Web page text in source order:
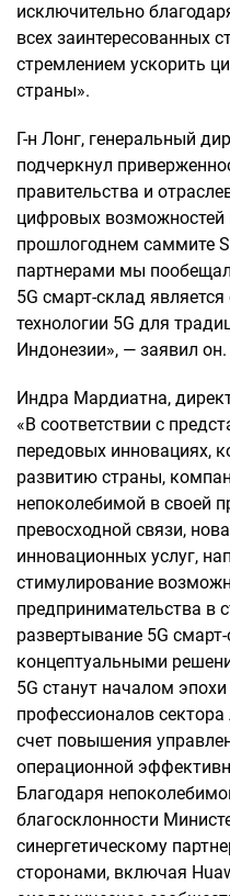
исключительно
всех заинтересованных
стремлением ускорить
страны».
Г-н Лонг, генеральный
подчеркнул
правительства и
цифровых возможностей
прошлогоднем саммите
партнерами мы
5G смарт-склад
технологии 5G для
Индонезии», — заявил он.
Индра Мардиатна,
«В соответствии с
передовых инновациях,
развитию страны,
непоколебимой в своей
превосходной связи,
инновационных услуг,
стимулирование
предпринимательства в
развертывание 5G
концептуальными
5G станут началом
профессионалов сектора
счет повышения
операционной
Благодаря
благосклонности
синергетическому
сторонами, включая